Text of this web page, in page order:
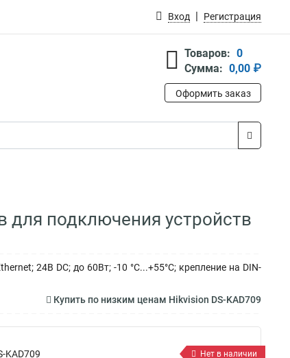
Вход Регистрация
Товаров: 0
Сумма: 0,00 ₽
Оформить заказ
для подключения устройств
24В DC; до 60Вт; -10 °C...+55°C; крепление на DIN-
Купить по низким ценам Hikvision DS-KAD709
KAD709
Нет в наличии